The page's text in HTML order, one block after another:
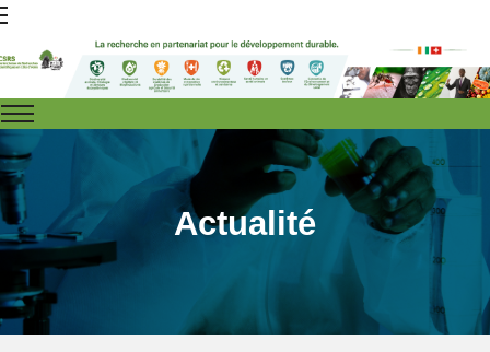
Actualité